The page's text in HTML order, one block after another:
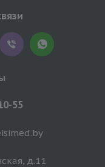
55
д.11